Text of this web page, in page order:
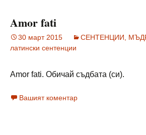
Amor fati
30 март 2015
СЕНТЕНЦИИ,
латински сентенции
Amor fati. Обичай съдбата (си).
Вашият коментар